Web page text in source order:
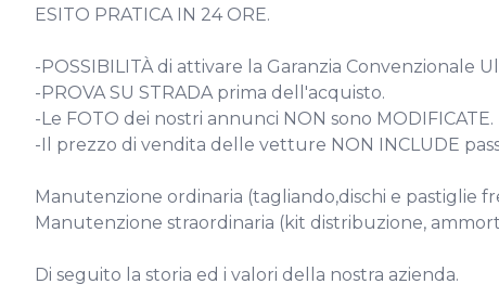
ESITO PRATICA IN 24 ORE.
-POSSIBILITÀ di attivare la Garanzia Convenzionale
-PROVA SU STRADA prima dell'acquisto.
-Le FOTO dei nostri annunci NON sono MODIFICATE.
-Il prezzo di vendita delle vetture NON INCLUDE
Manutenzione ordinaria (tagliando,dischi e pastiglie
Manutenzione straordinaria (kit distribuzione,
Di seguito la storia ed i valori della nostra azienda.